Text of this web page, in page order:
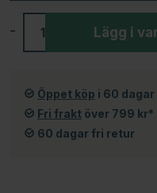
- Lägg i
Öppet köp i 60 dagar
Fri frakt över 799 kr*
60 dagar fri retur